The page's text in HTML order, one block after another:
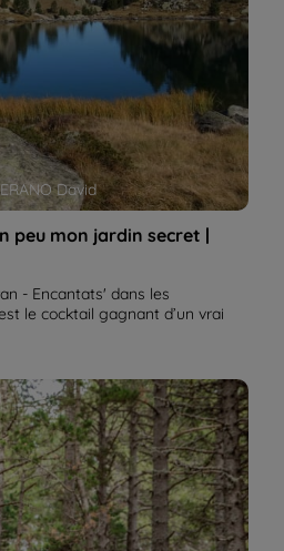
David
peu mon jardin secret |
- Encantats' dans les
le cocktail gagnant d’un vrai
du séjour Yoga, rando
| La Balaguère